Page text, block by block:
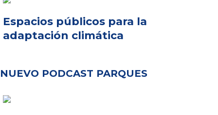
Espacios públicos para la
adaptación climática
NUEVO PODCAST PARQUES